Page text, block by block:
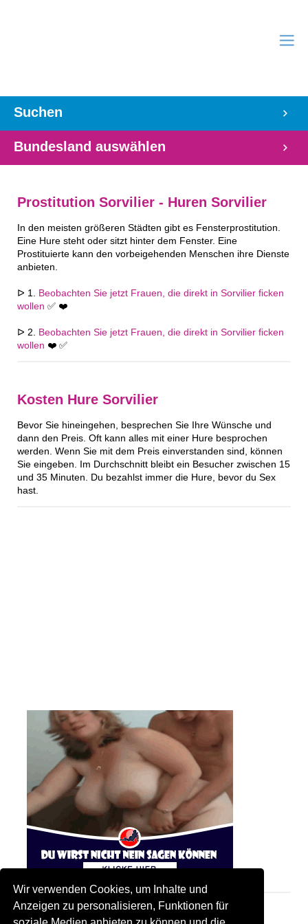
Wir verwenden Cookies, um Inhalte und
Anzeigen zu personalisieren, Funktionen für
Suchen
Bundesland auswählen
Prostitution Sorvilier - Huren Sorvilier
In den meisten größeren Städten gibt es Fensterprostitution.
Eine Hure steht oder sitzt hinter dem Fenster. Eine
Prostituierte kann den vorbeigehenden Menschen ihre Dienste
anbieten.
ᐅ 1. Beobachten Sie jetzt Frauen, die direkt in Sorvilier ficken
wollen ✅ ❤️
ᐅ 2. Beobachten Sie jetzt Frauen, die direkt in Sorvilier ficken
wollen ❤️ ✅
Kosten Hure Sorvilier
Bevor Sie hineingehen, besprechen Sie Ihre Wünsche und
dann den Preis. Oft kann alles mit einer Hure besprochen
werden. Wenn Sie mit dem Preis einverstanden sind, können
Sie eingeben. Im Durchschnitt bleibt ein Besucher zwischen 15
und 35 Minuten. Du bezahlst immer die Hure, bevor du Sex
hast.